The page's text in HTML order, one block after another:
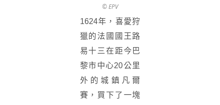
© EPV
1624年，喜愛狩
獵的法國國王路
易十三在距今巴
黎市中心20公里
外的城鎮凡爾
賽，買下了一塊